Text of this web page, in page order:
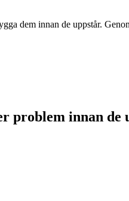
dem innan de uppstår.
problem innan de